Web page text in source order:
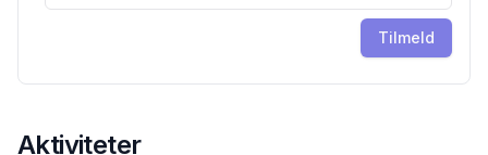
Tilmeld
Aktiviteter